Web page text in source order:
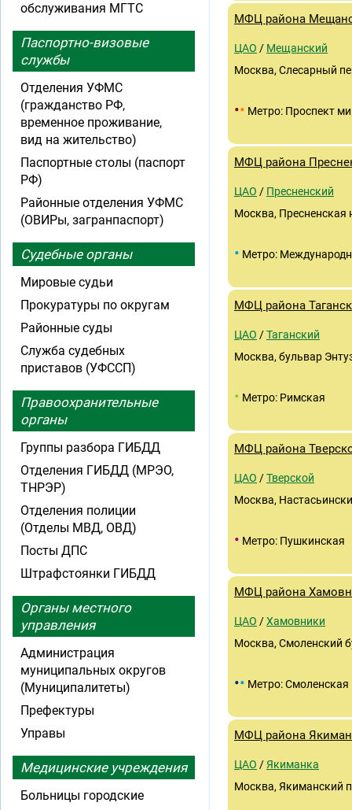
МФЦ района
ЦАО / Мещанский
Москва, Слесарный
•• Метро: Проспект
МФЦ района
ЦАО / Пресненский
Москва, Пресненская
• Метро:
МФЦ района
ЦАО /Таганский
Москва, бульвар
• Метро: Римская
МФЦ района
ЦАО /Тверской
Москва,
• Метро: Пушкинская
МФЦ района
ЦАО /Хамовники
Москва, Смоленский
•• Метро: Смоленская
МФЦ района
ЦАО / Якиманка
Москва, Якиманский
обслуживания МГТС
Паспортно-визовые
службы
Отделения УФМС
(гражданство РФ,
временное проживание,
вид на жительство)
Паспортные столы (паспорт
РФ)
Районные отделения УФМС
(ОВИРы, загранпаспорт)
Судебные органы
Мировые судьи
Прокуратуры по округам
Районные суды
Служба судебных
приставов (УФССП)
Правоохранительные
органы
Группы разбора ГИБДД
Отделения ГИБДД (МРЭО,
ТНРЭР)
Отделения полиции
(Отделы МВД, ОВД)
Посты ДПС
Штрафстоянки ГИБДД
Органы местного
управления
Администрация
муниципальных округов
(Муниципалитеты)
Префектуры
Управы
Медицинские учреждения
Больницы городские